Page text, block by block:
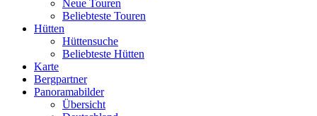
Neue Touren
Beliebteste Touren
Hütten
Hüttensuche
Beliebteste Hütten
Karte
Bergpartner
Panoramabilder
Übersicht